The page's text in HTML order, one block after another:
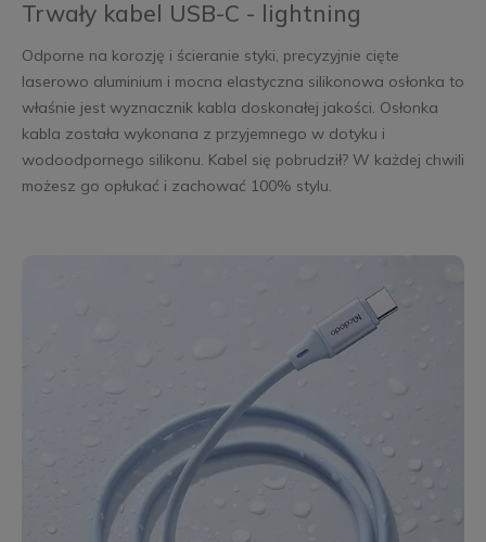
Trwały kabel USB-C - lightning
Odporne na korozję i ścieranie styki, precyzyjnie cięte
laserowo aluminium i mocna elastyczna silikonowa osłonka to
właśnie jest wyznacznik kabla doskonałej jakości. Osłonka
kabla została wykonana z przyjemnego w dotyku i
wodoodpornego silikonu. Kabel się pobrudził? W każdej chwili
możesz go opłukać i zachować 100% stylu.